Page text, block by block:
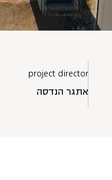
project director
אתגר הנדסה